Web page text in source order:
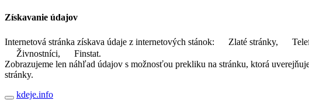
Získavanie údajov
Internetová stránka získava údaje z internetových stánok: Zlaté stránky,
Živnostníci,
Finstat.
Zobrazujeme len náhľad údajov s možnosťou prekliku na stránku, ktorá
stránky.
kdeje.info